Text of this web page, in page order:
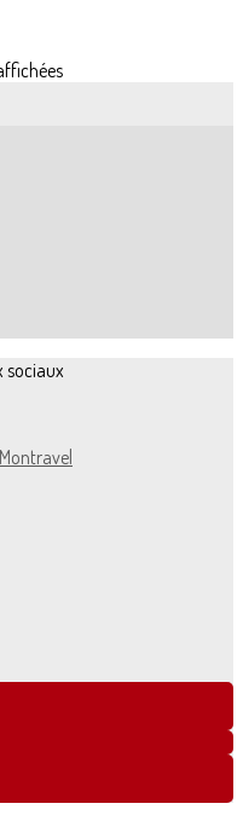
sociaux